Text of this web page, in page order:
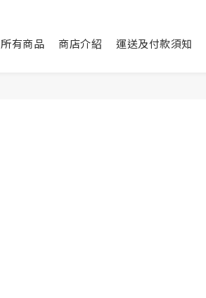
所有商品 商店介紹 運送及付款須知